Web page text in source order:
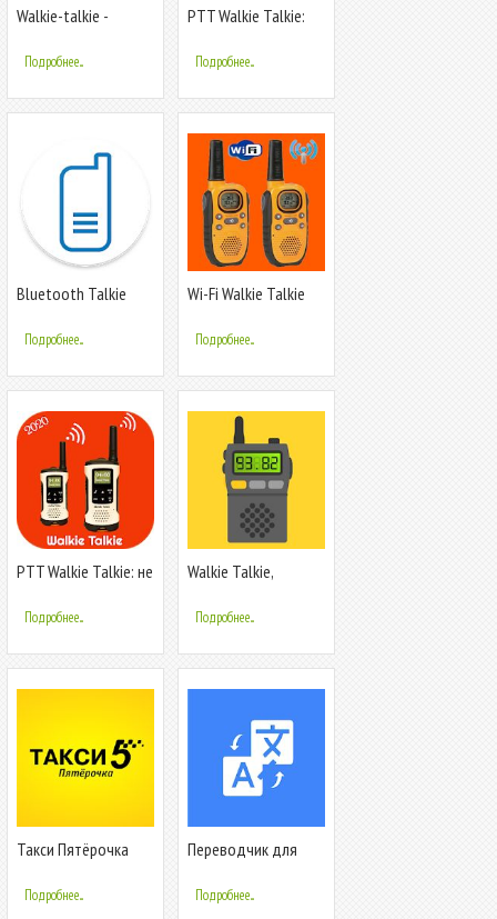
Walkie-talkie -
Подробнее...
PTT Walkie Talkie:
без интернета
Подробнее...
Bluetooth Talkie
Подробнее...
Wi-Fi Walkie Talkie
Подробнее...
PTT Walkie Talkie: не
через Интернет
Подробнее...
Walkie Talkie,
нажмите и говорите
Подробнее...
Такси Пятёрочка
Подробнее...
Переводчик для
фотографий.100%
бесплатно
Подробнее...